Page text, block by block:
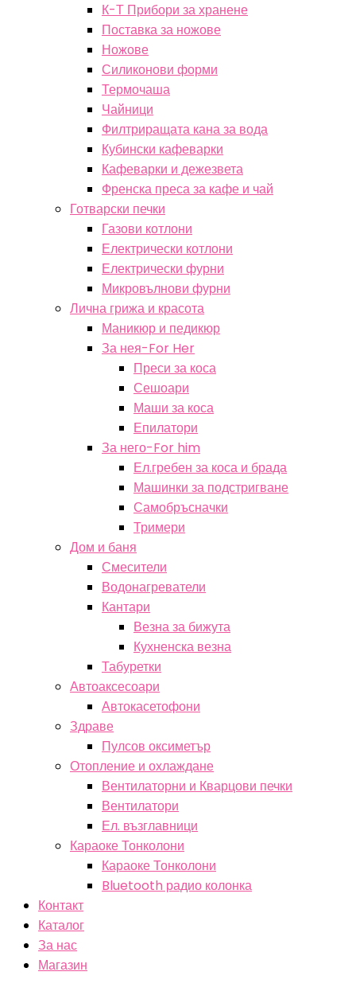
К-Т Прибори за хранене
Поставка за ножове
Ножове
Силиконови форми
Термочаша
Чайници
Филтриращата кана за вода
Кубински кафеварки
Кафеварки и дежезвета
Френска преса за кафе и чай
Готварски печки
Газови котлони
Електрически котлони
Електрически фурни
Микровълнови фурни
Лична грижа и красота
Маникюр и педикюр
За нея-For Her
Преси за коса
Сешоари
Маши за коса
Епилатори
За него-For him
Ел.гребен за коса и брада
Машинки за подстригване
Самобръсначки
Тримери
Дом и баня
Смесители
Водонагреватели
Кантари
Везна за бижута
Кухненска везна
Табуретки
Автоаксесоари
Автокасетофони
Здраве
Пулсов оксиметър
Отопление и охлаждане
Вентилаторни и Кварцови печки
Вентилатори
Ел. възглавници
Караоке Тонколони
Караоке Тонколони
Bluetooth радио колонка
Контакт
Каталог
За нас
Магазин